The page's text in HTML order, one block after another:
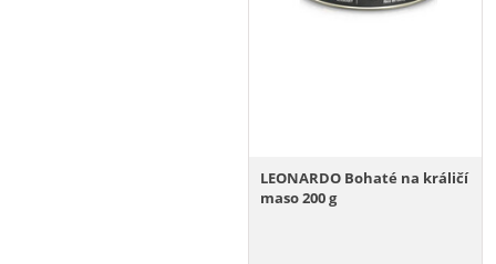
LEONARDO Bohaté na králičí
maso 200 g